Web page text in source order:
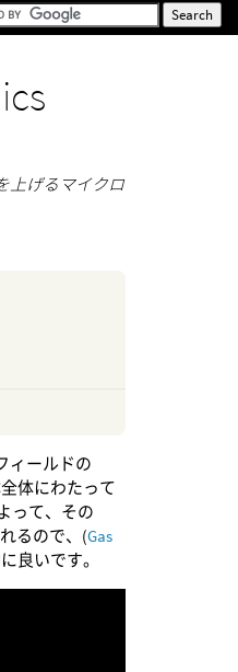
上げるマイクロ
ィールドの
体にわたって
って、その
るので、(Gas
良いです。